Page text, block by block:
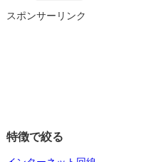
スポンサーリンク
特徴で絞る